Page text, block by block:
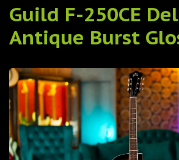
Guild F-250CE
Antique Burst